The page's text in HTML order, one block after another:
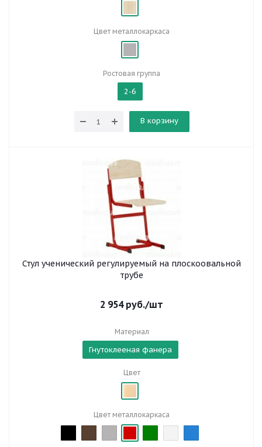
Цвет металлокаркаса
Ростовая группа
2-6
В корзину
Стул ученический регулируемый на плоскоовальной
трубе
2 954руб./шт
Материал
Гнутоклееная фанера
Цвет
Цвет металлокаркаса